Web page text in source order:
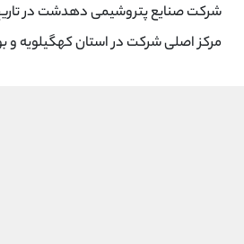
مرکز اصلی شرکت در استان کهگیلویه